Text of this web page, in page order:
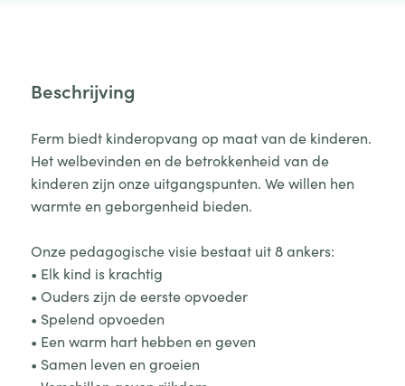
Beschrijving
Ferm biedt kinderopvang op maat van de kinderen.
Het welbevinden en de betrokkenheid van de
kinderen zijn onze uitgangspunten. We willen hen
warmte en geborgenheid bieden.
Onze pedagogische visie bestaat uit 8 ankers:
• Elk kind is krachtig
• Ouders zijn de eerste opvoeder
• Spelend opvoeden
• Een warm hart hebben en geven
• Samen leven en groeien